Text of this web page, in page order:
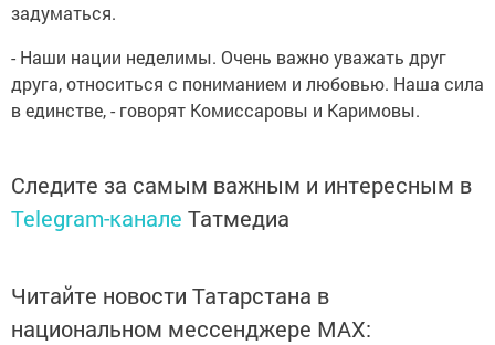
задуматься.
- Наши нации неделимы. Очень важно уважать друг
друга, относиться с пониманием и любовью. Наша сила
в единстве, - говорят Комиссаровы и Каримовы.
Следите за самым важным и интересным в
Telegram-канале Татмедиа
Читайте новости Татарстана в
национальном мессенджере MАХ: